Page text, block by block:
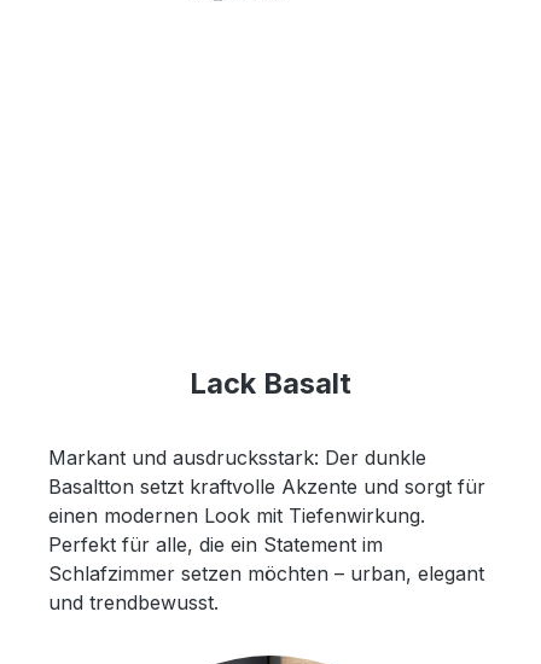
Lack Basalt
Markant und ausdrucksstark: Der dunkle
Basaltton setzt kraftvolle Akzente und sorgt für
einen modernen Look mit Tiefenwirkung.
Perfekt für alle, die ein Statement im
Schlafzimmer setzen möchten – urban, elegant
und trendbewusst.